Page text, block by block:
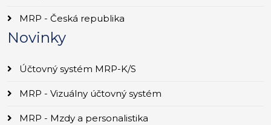
MRP - Česká republika
Novinky
Účtovný systém MRP-K/S
MRP - Vizuálny účtovný systém
MRP - Mzdy a personalistika